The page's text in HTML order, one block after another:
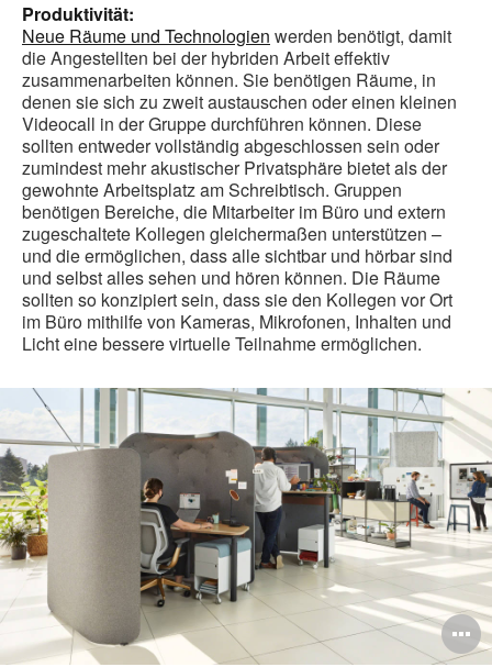
Produktivität:
Neue Räume und Technologien werden benötigt, damit
die Angestellten bei der hybriden Arbeit effektiv
zusammenarbeiten können. Sie benötigen Räume, in
denen sie sich zu zweit austauschen oder einen kleinen
Videocall in der Gruppe durchführen können. Diese
sollten entweder vollständig abgeschlossen sein oder
zumindest mehr akustischer Privatsphäre bietet als der
gewohnte Arbeitsplatz am Schreibtisch. Gruppen
benötigen Bereiche, die Mitarbeiter im Büro und extern
zugeschaltete Kollegen gleichermaßen unterstützen –
und die ermöglichen, dass alle sichtbar und hörbar sind
und selbst alles sehen und hören können. Die Räume
sollten so konzipiert sein, dass sie den Kollegen vor Ort
im Büro mithilfe von Kameras, Mikrofonen, Inhalten und
Licht eine bessere virtuelle Teilnahme ermöglichen.